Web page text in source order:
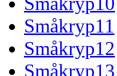
Småkryp11
Småkryp12
Småkryp13